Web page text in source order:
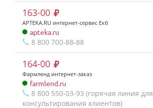
163-00
APTEKA.RU интернет-сервис Екб
apteka.ru
8 800 700-88-88
164-00
Фармленд интернет-заказ
farmlend.ru
8 800 550-03-93 (горячая линия для
консультирования клиентов)